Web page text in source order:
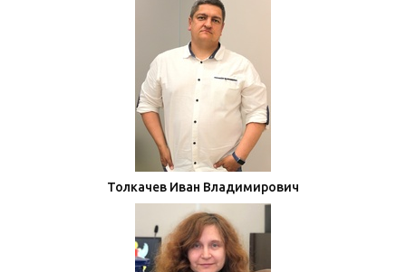
Толкачев Иван Владимирович